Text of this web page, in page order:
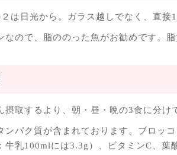
は日光から。ガラス越しでなく、直接
なので、脂ののった魚がお勧めです。脂
摂取するより、朝・昼・晩の3食に分け
ンパク質が含まれております。ブロッ
牛乳100mlには3.3g）、ビタミンC、葉